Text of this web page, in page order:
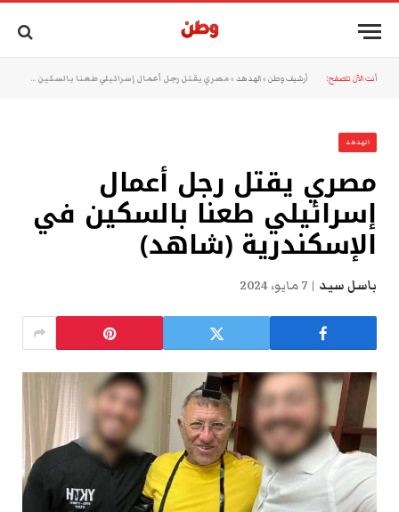
أنت الآن تتصفح: أرشيف وطن »الهدهد »مصري يقتل رجل أعمال إسرائيلي طعنا بالسكين في الإسكندرية (شاهد)
الهدهد
مصري يقتل رجل أعمال
إسرائيلي طعنا بالسكين في
الإسكندرية (شاهد)
باسل سيد 7 مايو، 2024